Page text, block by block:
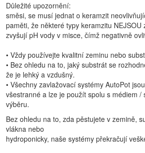
Důležité upozornění:
směsi, se musí jednat o keramzit
paměti, že některé typy keramzitu
zvyšují pH vody v misce, čímž negativně
• Vždy používejte kvalitní zeminu nebo
• Bez ohledu na to, jaký substrát se
že je lehký a vzdušný.
• Všechny zavlažovací systémy AutoPot
všestranné a lze je použít spolu s médiem /
výběru.
Bez ohledu na to, zda pěstujete v zemině,
vlákna nebo
hydroponicky, naše systémy překračují